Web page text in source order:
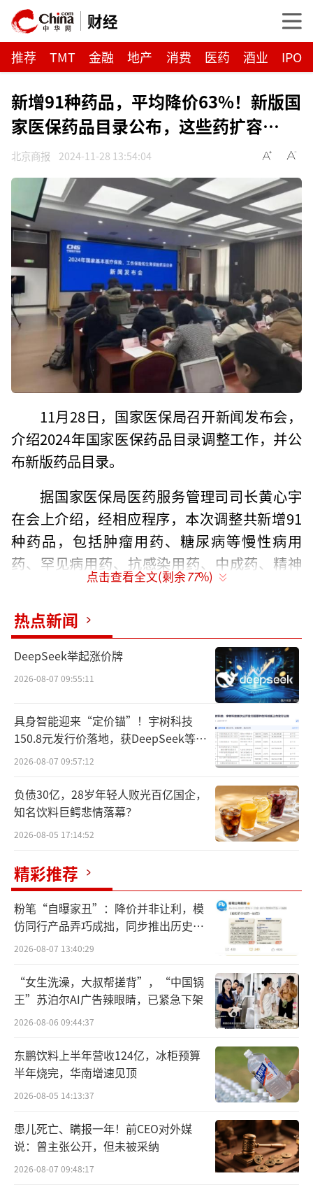
财经
推荐 TMT 金融 地产 消费 医药 酒业 IPO
新增91种药品，平均降价63%！新版国
家医保药品目录公布，这些药扩容…
北京商报 2024-11-28 13:54:04
11月28日，国家医保局召开新闻发布会，
介绍2024年国家医保药品目录调整工作，并公
布新版药品目录。
据国家医保局医药服务管理司司长黄心宇
在会上介绍，经相应程序，本次调整共新增91
种药品，包括肿瘤用药、糖尿病等慢性病用
药、罕见病用药、抗感染用药、中成药、精神
病用药等。同时，调出43种临床已替代或长期
未生产供应的药品。
本次调整后，目录内药品总数将增至3159
种，肿瘤、慢性病、罕见病、儿童用药等领域
的保障水平得到提升。新版国家医保药品目录
将于2025年1月1日起实施。
罕见病、儿童用药等扩容
本次调整共新增91种药品，其中肿瘤用药2
6个（含4个罕见病）、糖尿病等慢性病用药15
个（含2个罕见病）、罕见病用药13个、抗感染
用药7个、中成药11个、精神病用药4个，以及
其他领域用药21个。黄心宇称，由于部分药品
有多个治疗领域或者个别疾病类别有重复（如
罕见肿瘤），因此分类数大于总数。同时，调
出了43种临床已被替或长期未生产供应的药
品。
国家医保局自成立以来，已连续7年开展药
品目录调整工作，累计将835种药品新增进入国
增38种。同时438种疗效不确切或易滥用、临床
已被淘汰、长期未生产供应且可被其他品种替
代的药品被调出目录。本次调整后，目录内药
品总数将增至3159种，其中西药1765种、中成
药1394种，肿瘤、慢性病、罕见病、儿童用药
等领域的保障水平得到明显提升。
点击查看全文(剩余77%)
热点新闻
DeepSeek举起涨价牌
2026-08-07 09:55:11
具身智能迎来“定价锚”！宇树科技
150.8元发行价落地，获DeepSeek等豪
华战配加持
2026-08-07 09:57:12
负债30亿，28岁年轻人败光百亿国企，
知名饮料巨鳄悲情落幕？
2026-08-05 17:14:52
精彩推荐
粉笔“自曝家丑”：降价并非让利，模
仿同行产品弄巧成拙，同步推出历史学
员退费方案
2026-08-07 13:40:29
“女生洗澡，大叔帮搓背”，“中国锅
王”苏泊尔AI广告辣眼睛，已紧急下架
2026-08-06 09:44:37
东鹏饮料上半年营收124亿，冰柜预算
半年烧完，华南增速见顶
2026-08-05 14:13:37
患儿死亡、瞒报一年！前CEO对外媒
说：曾主张公开，但未被采纳
2026-08-07 09:48:17